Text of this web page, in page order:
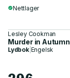
Nettlager
Lesley Cookman
Murder in Autumn
Lydbok| Engelsk